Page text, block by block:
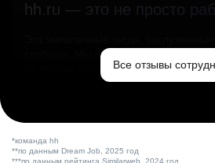
hh.ru — это не просто
свободы. Мы помогаем миру и
по поиску работы в стране.
Все отзывы
*команда hh
**по данным Dream Job, 2025 год
***по данным рейтинга Similarweb, 2024 год